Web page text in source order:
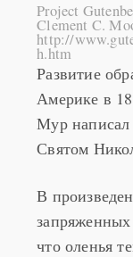
Project
Clement C.
http://
h.htm
Развитие
Америке в
Мур написал
Святом
В
что оленья